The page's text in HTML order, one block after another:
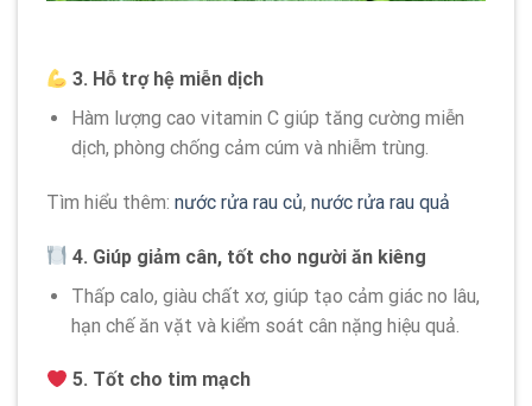
3. Hỗ trợ hệ miễn dịch
Hàm lượng cao vitamin C giúp tăng cường miễn
dịch, phòng chống cảm cúm và nhiễm trùng.
Tìm hiểu thêm: nước rửa rau củ, nước rửa rau quả
4. Giúp giảm cân, tốt cho người ăn kiêng
Thấp calo, giàu chất xơ, giúp tạo cảm giác no lâu,
hạn chế ăn vặt và kiểm soát cân nặng hiệu quả.
5. Tốt cho tim mạch